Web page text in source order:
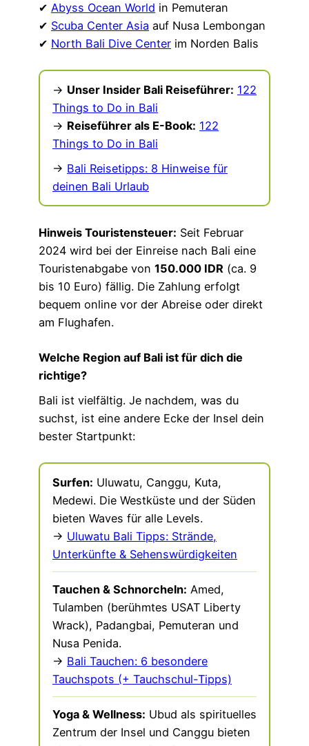
✔ Abyss Ocean World in Pemuteran
✔ Scuba Center Asia auf Nusa Lembongan
✔ North Bali Dive Center im Norden Balis
→ Unser Insider Bali Reiseführer: 122
Things to Do in Bali
→ Reiseführer als E-Book: 122
Things to Do in Bali
→ Bali Reisetipps: 8 Hinweise für
deinen Bali Urlaub
Hinweis Touristensteuer: Seit Februar
2024 wird bei der Einreise nach Bali eine
Touristenabgabe von 150.000 IDR (ca. 9
bis 10 Euro) fällig. Die Zahlung erfolgt
bequem online vor der Abreise oder direkt
am Flughafen.
Welche Region auf Bali ist für dich die
richtige?
Bali ist vielfältig. Je nachdem, was du
suchst, ist eine andere Ecke der Insel dein
bester Startpunkt:
Surfen: Uluwatu, Canggu, Kuta,
Medewi. Die Westküste und der Süden
bieten Waves für alle Levels.
→ Uluwatu Bali Tipps: Strände,
Unterkünfte & Sehenswürdigkeiten
Tauchen & Schnorcheln: Amed,
Tulamben (berühmtes USAT Liberty
Wrack), Padangbai, Pemuteran und
Nusa Penida.
→ Bali Tauchen: 6 besondere
Tauchspots (+ Tauchschul-Tipps)
Yoga & Wellness: Ubud als spirituelles
Zentrum der Insel und Canggu bieten